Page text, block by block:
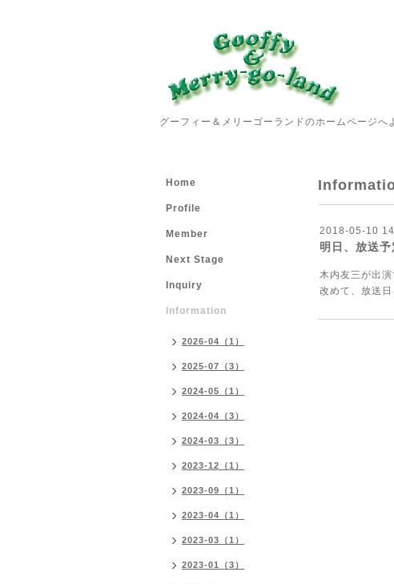
グーフィー＆メリーゴーランドのホームページへ
2018-05-10
明日、放送予
木内友三が出
改めて、放送日
Home
Profile
Member
Next Stage
Inquiry
Information
2026-04（1）
2025-07（3）
2024-05（1）
2024-04（3）
2024-03（3）
2023-12（1）
2023-09（1）
2023-04（1）
2023-03（1）
2023-01（3）